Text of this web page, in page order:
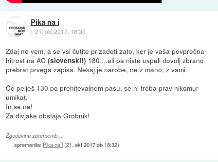
Pika na i
::21. okt 2017, 18:30
Zdaj ne vem, a se vsi čutite prizadeti zato, ker je vaša povprečna
hitrost na AC(slovenski!) 180....ali pa niste uspeli dovolj zbrano
prebrat prvega zapisa. Nekaj je narobe, ne z mano, z vami.
Če pelješ 130 po prehitevalnem pasu, se ni treba prav nikomur
umikat.
In se ne!
Za divjake obstaja Grobnik!
Zgodovina sprememb…
spremenila: Pika na i(21. okt 2017 ob 18:32)